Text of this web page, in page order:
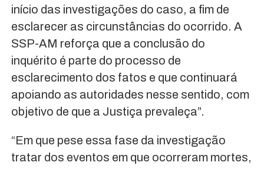
início das investigações do caso, a fim de
esclarecer as circunstâncias do ocorrido. A
SSP-AM reforça que a conclusão do
inquérito é parte do processo de
esclarecimento dos fatos e que continuará
apoiando as autoridades nesse sentido, com
objetivo de que a Justiça prevaleça”.
“Em que pese essa fase da investigação
tratar dos eventos em que ocorreram mortes,